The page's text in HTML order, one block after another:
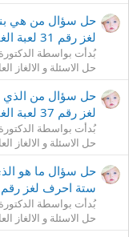
حل سؤال من هي
لغز رقم 31 لعبة الغاز ذكاء
بُدأت بواسطة
حل الاسئلة و الالغاز
لغز رقم 37 لعبة الغاز ذكاء
بُدأت بواسطة
حل الاسئلة و الالغاز
حل سؤال ما هو
ستة احرف لغز رقم 23 لعبة الغاز ذكاء
بُدأت بواسطة
حل الاسئلة و الالغاز